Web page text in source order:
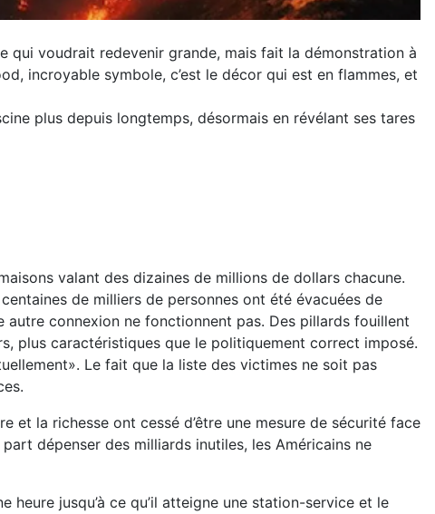
qui voudrait redevenir grande, mais fait la démonstration à
incroyable symbole, c’est le décor qui est en flammes, et
plus depuis longtemps, désormais en révélant ses tares
valant des dizaines de millions de dollars chacune.
de milliers de personnes ont été évacuées de
connexion ne fonctionnent pas. Des pillards fouillent
plus caractéristiques que le politiquement correct imposé.
Le fait que la liste des victimes ne soit pas
et la richesse ont cessé d’être une mesure de sécurité face
dépenser des milliards inutiles, les Américains ne
heure jusqu’à ce qu’il atteigne une station-service et le